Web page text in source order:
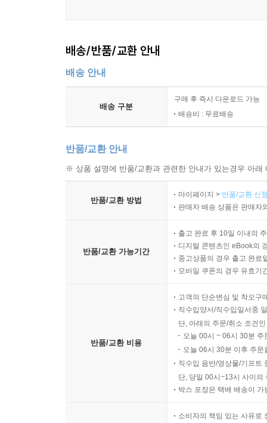
환경 요인으로 인한 변동
표현 방식으로 인한 오해
참조 샘플의 불일치 문제
검수 기준의 설정
9장 적용 분야별 색채 메시지 구조
브랜딩에서의 색채 메시지
정보 시각화에서의 색 사용
디지털 인터페이스의 상태 표현
공공 환경에서의 접근성 고려
10장 윤리와 접근성을 고려한 색채 커뮤니케이션
대비 기준과 가독성
지속가능성과 색 선택의 영향
배송/반품/교환 안내
배송 안내
배송 구분
구매 후 즉시 다운로드 가능
배송비 : 무료배송
반품/교환 안내
※ 상품 설명에 반품/교환과 관련한 안내가 있는경우 아
반품/교환 방법
마이페이지 > 반품/교환 신
판매자 배송 상품은 판매자
반품/교환 가능기간
출고 완료 후 10일 이내의
디지털 콘텐츠인 eBook의
중고상품의 경우 출고 완료
모바일 쿠폰의 경우 유효기
반품/교환 비용
고객의 단순변심 및 착오구
직수입양서/직수입일서중
단, 아래의 주문/취소 조건
오늘 00시 ~ 06시 30분
오늘 06시 30분 이후 주
직수입 음반/영상물/기프트
단, 당일 00시~13시 사이의
박스 포장은 택배 배송이
소비자의 책임 있는 사유로